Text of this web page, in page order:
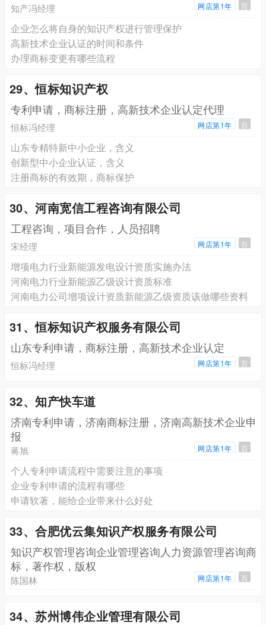
知产冯经理 网店第1年 百
企业怎么将自身的知识产权进行管理保护
高新技术企业认证的时间和条件
办理商标变更有哪些流程
29、恒标知识产权
专利申请，商标注册，高新技术企业认定代理
恒标冯经理 网店第1年 百
山东专精特新中小企业，含义
创新型中小企业认证，含义
注册商标的有效期，商标保护
30、河南宽信工程咨询有限公司
工程咨询，项目合作，人员招聘
宋经理 网店第1年 百
增项电力行业新能源发电设计资质实施办法
河南电力行业新能源乙级设计资质标准
河南电力公司增项设计资质新能源乙级资质该做哪些资料
31、恒标知识产权服务有限公司
山东专利申请，商标注册，高新技术企业认定
恒标冯经理 网店第1年 百
32、知产快车道
济南专利申请，济南商标注册，济南高新技术企业申
报
蒋旭 网店第1年 百
个人专利申请流程中需要注意的事项
企业专利申请的流程有哪些
申请软著，能给企业带来什么好处
33、合肥优云集知识产权服务有限公司
知识产权管理咨询企业管理咨询人力资源管理咨询商
标，著作权，版权
陈国林 网店第1年 百
34、苏州博伟企业管理有限公司